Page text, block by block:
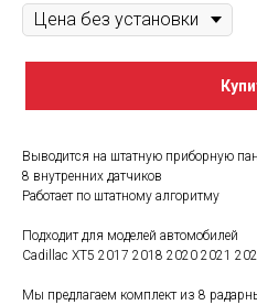
Выводится на штатную приборную
8 внутренних датчиков
Работает по штатному алгоритму
Подходит для моделей автомобилей
Cadillac XT5 2017 2018 2020 2021
Мы предлагаем комплект из 8